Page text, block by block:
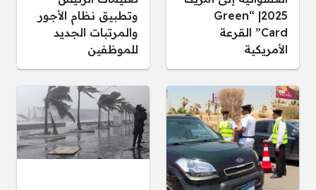
2025| “Green
Card” القرعة
الأمريكية
وتطبيق نظام الأجور
والمرتبات الجديد
للموظفين